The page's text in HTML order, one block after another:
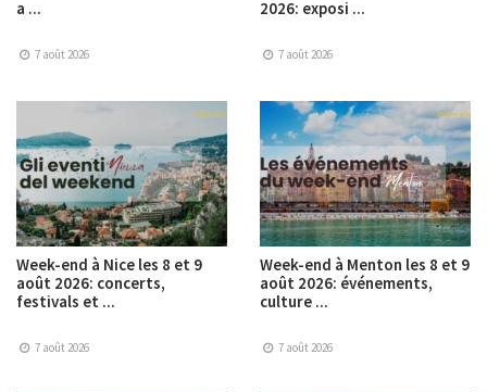
a ...
7 août 2026
2026: exposi ...
7 août 2026
Week-end à Nice les 8 et 9
août 2026: concerts,
festivals et ...
7 août 2026
Week-end à Menton les 8 et 9
août 2026: événements,
culture ...
7 août 2026